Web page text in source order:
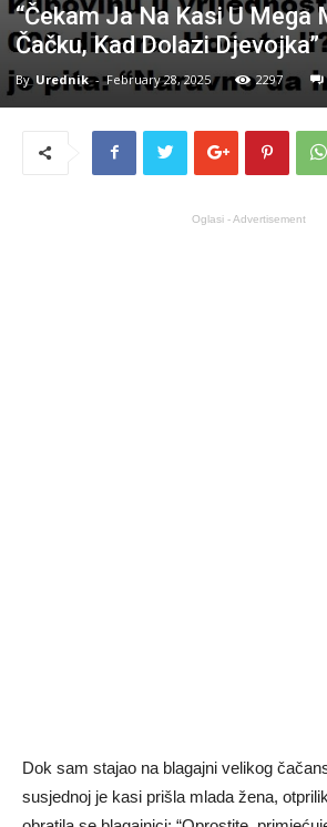
“Čekam Ja Na Kasi U Mega
Čačku, Kad Dolazi Djevojka”
By Urednik - February 28, 2025 2297
Oglasi - Advertisement
Dok sam stajao na blagajni velikog
susjednoj je kasi prišla mlada žena,